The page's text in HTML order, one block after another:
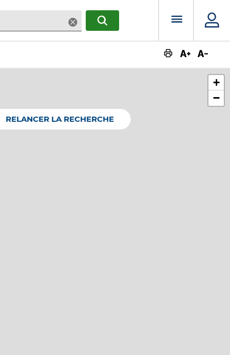
SupprimerRECHERCHERMenu
+
−
RELANCER LA RECHERCHE